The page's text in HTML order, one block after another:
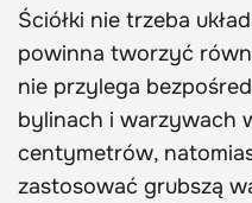
Ściółki nie trzeba
powinna tworzyć
nie przylega
bylinach i warzywach
centymetrów,
zastosować grubszą